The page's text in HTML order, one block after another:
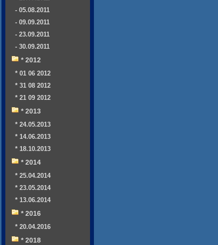
- 05.08.2011
- 09.09.2011
- 23.09.2011
- 30.09.2011
* 2012
* 01 06 2012
* 31 08 2012
* 21 09 2012
* 2013
* 24.05.2013
* 14.06.2013
* 18.10.2013
* 2014
* 25.04.2014
* 23.05.2014
* 13.06.2014
* 2016
* 20.04.2016
* 2018